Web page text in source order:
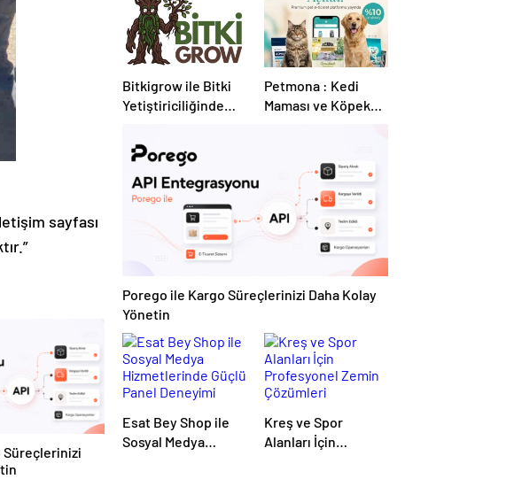
sayfası
Süreçlerinizi
Bitkigrow ile Bitki
Yetiştiriciliğinde
Ürün Seçimi
Petmona : Kedi
Maması ve Köpek
Porego ile Kargo Süreçlerinizi Daha Kolay
Yönetin
Esat Bey Shop ile
Sosyal Medya
Kreş ve Spor
Alanları İçin